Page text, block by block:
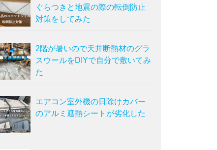
ぐらつきと地震の際の転倒防止
対策をしてみた
2階が暑いので天井断熱材のグラ
スウールをDIYで自分で敷いてみ
た
エアコン室外機の日除けカバー
のアルミ遮熱シートが劣化した